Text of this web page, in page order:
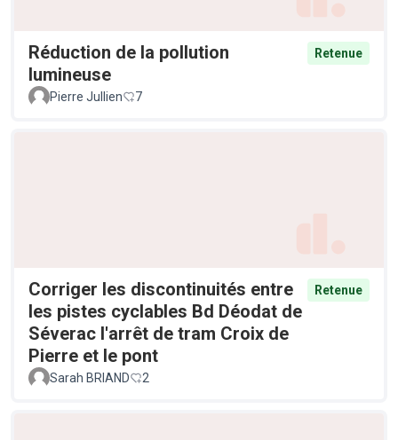
Réduction de la pollution
lumineuse
Retenue
Pierre Jullien 7
Corriger les discontinuités entre
les pistes cyclables Bd Déodat de
Séverac l'arrêt de tram Croix de
Pierre et le pont
Retenue
Sarah BRIAND 2